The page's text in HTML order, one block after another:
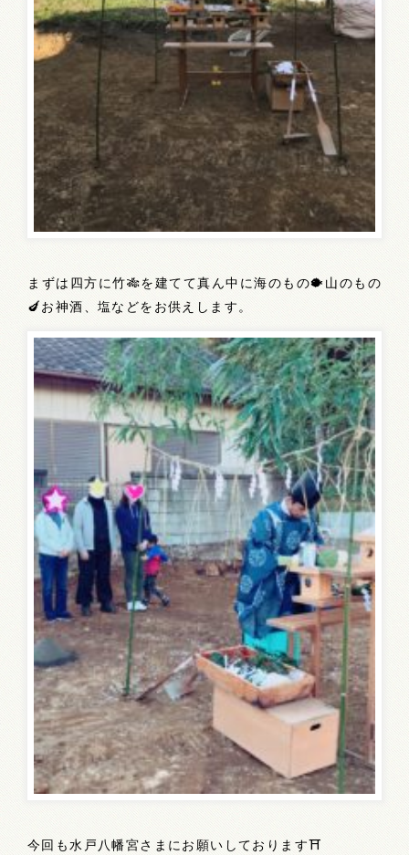
まずは四方に竹🎋を建てて真ん中に海のもの🐡山のもの
🍆お神酒、塩などをお供えします。
今回も水戸八幡宮さまにお願いしております⛩